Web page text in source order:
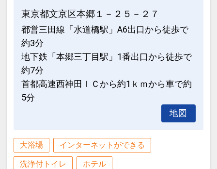
東京都文京区本郷１－２５－２７
都営三田線「水道橋駅」A6出口から徒歩で
約3分
地下鉄「本郷三丁目駅」1番出口から徒歩で
約7分
首都高速西神田ＩＣから約1ｋｍから車で約
5分
地図
大浴場 インターネットができる
洗浄付トイレ ホテル